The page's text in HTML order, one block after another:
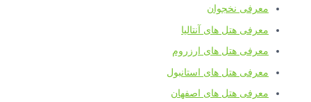
معرفی نخجوان
معرفی هتل های آنتالیا
معرفی هتل های ارزروم
معرفی هتل های استانبول
معرفی هتل های اصفهان